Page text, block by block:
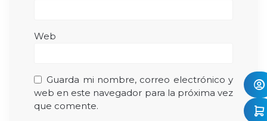
Web
Guarda mi nombre, correo electrónico y
web en este navegador para la próxima vez
que comente.